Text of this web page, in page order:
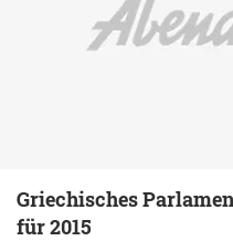
Griechisches
für 2015